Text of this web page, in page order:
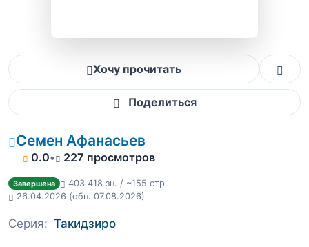
Хочу прочитать
Поделиться
Семен Афанасьев
0.0• 227 просмотров
Завершена
403 418 зн. / ~155 стр.
26.04.2026 (обн. 07.08.2026)
Серия: Такидзиро